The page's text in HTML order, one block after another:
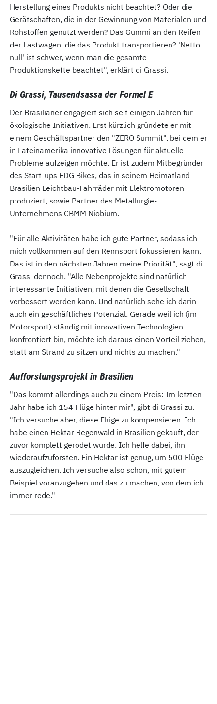
Herstellung eines Produkts nicht beachtet? Oder die
Gerätschaften, die in der Gewinnung von Materialen und
Rohstoffen genutzt werden? Das Gummi an den Reifen
der Lastwagen, die das Produkt transportieren? 'Netto
null' ist schwer, wenn man die gesamte
Produktionskette beachtet", erklärt di Grassi.
Di Grassi, Tausendsassa der Formel E
Der Brasilianer engagiert sich seit einigen Jahren für
ökologische Initiativen. Erst kürzlich gründete er mit
einem Geschäftspartner den "ZERO Summit", bei dem er
in Lateinamerika innovative Lösungen für aktuelle
Probleme aufzeigen möchte. Er ist zudem Mitbegründer
des Start-ups EDG Bikes, das in seinem Heimatland
Brasilien Leichtbau-Fahrräder mit Elektromotoren
produziert, sowie Partner des Metallurgie-
Unternehmens CBMM Niobium.
"Für alle Aktivitäten habe ich gute Partner, sodass ich
mich vollkommen auf den Rennsport fokussieren kann.
Das ist in den nächsten Jahren meine Priorität", sagt di
Grassi dennoch. "Alle Nebenprojekte sind natürlich
interessante Initiativen, mit denen die Gesellschaft
verbessert werden kann. Und natürlich sehe ich darin
auch ein geschäftliches Potenzial. Gerade weil ich (im
Motorsport) ständig mit innovativen Technologien
konfrontiert bin, möchte ich daraus einen Vorteil ziehen,
statt am Strand zu sitzen und nichts zu machen."
Aufforstungsprojekt in Brasilien
"Das kommt allerdings auch zu einem Preis: Im letzten
Jahr habe ich 154 Flüge hinter mir", gibt di Grassi zu.
"Ich versuche aber, diese Flüge zu kompensieren. Ich
habe einen Hektar Regenwald in Brasilien gekauft, der
zuvor komplett gerodet wurde. Ich helfe dabei, ihn
wiederaufzuforsten. Ein Hektar ist genug, um 500 Flüge
auszugleichen. Ich versuche also schon, mit gutem
Beispiel voranzugehen und das zu machen, von dem ich
immer rede."